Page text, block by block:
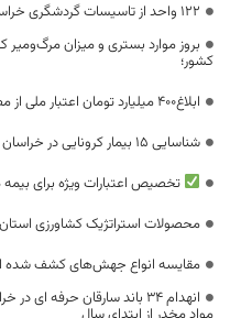
۱۲۲ واحد از تاسیسات گردشگری خراسان جنوبی درجه‌بندی می‌شود
بروز موارد بستری و میزان مرگ‌ومیر
کشور؛
ابلاغ۴۰۰ میلیارد تومان اعتبار ملی از مصوبات سفر رئیس جمهور به استان
شناسایی 15 بیمار کرونایی در خراسان جنوبی
تخصیص اعتبارات ویژه برای
محصولات استراتژیک کشاورزی استان
مقایسه انواع جهش‌های کشف شده